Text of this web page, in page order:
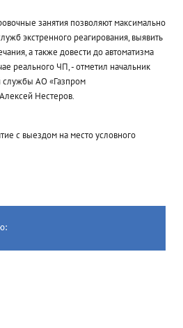
занятия позволяют максимально
экстренного реагирования, выявить
а также довести до автоматизма
реального ЧП, - отметил начальник
службы АО «Газпром
Нестеров.
с выездом на место условного